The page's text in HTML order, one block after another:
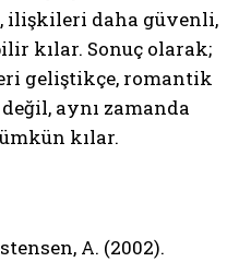
ilişkileri daha güvenli,
kılar. Sonuç olarak;
geliştikçe, romantik
aynı zamanda
kılar.
A. (2002).